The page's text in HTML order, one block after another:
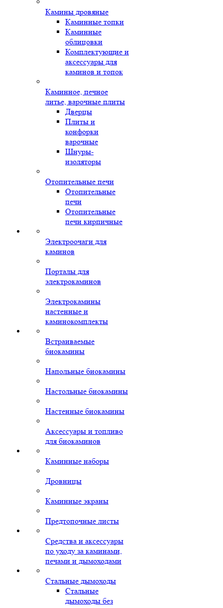
Камины дровяные
Каминные топки
Каминные
облицовки
Комплектующие и
аксессуары для
каминов и топок
Каминное, печное
литье, варочные плиты
Дверцы
Плиты и
конфорки
варочные
Шнуры-
изоляторы
Отопительные печи
Отопительные
печи
Отопительные
печи кирпичные
Электроочаги для
каминов
Порталы для
электрокаминов
Электрокамины
настенные и
каминокомплекты
Встраиваемые
биокамины
Напольные биокамины
Настольные биокамины
Настенные биокамины
Аксессуары и топливо
для биокаминов
Каминные наборы
Дровницы
Каминные экраны
Предтопочные листы
Средства и аксессуары
по уходу за каминами,
печами и дымоходами
Стальные дымоходы
Стальные
дымоходы без